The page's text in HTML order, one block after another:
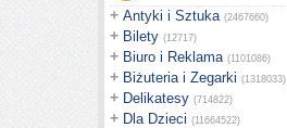
+ Antyki i Sztuka (2467660)
+ Bilety (12717)
+ Biuro i Reklama (1101086)
+ Biżuteria i Zegarki (1318033)
+ Delikatesy (714822)
+ Dla Dzieci (11664522)